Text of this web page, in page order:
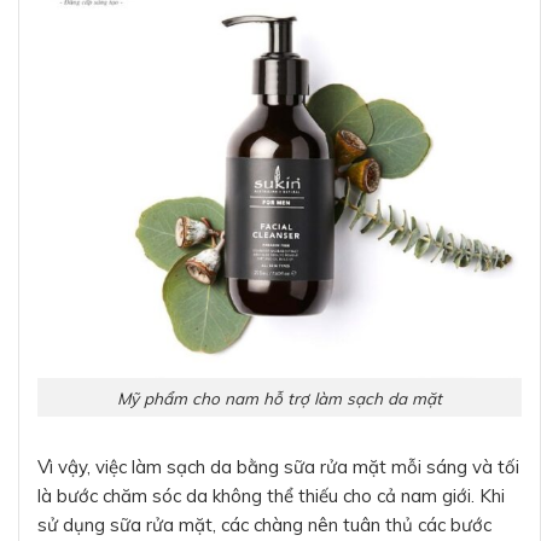
Mỹ phẩm cho nam hỗ trợ làm sạch da mặt
Vì vậy, việc làm sạch da bằng sữa rửa mặt mỗi sáng và tối
là bước chăm sóc da không thể thiếu cho cả nam giới. Khi
sử dụng sữa rửa mặt, các chàng nên tuân thủ các bước